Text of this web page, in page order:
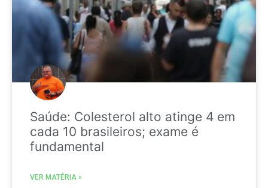
Saúde: Colesterol alto atinge 4 em
cada 10 brasileiros; exame é
fundamental
VER MATÉRIA »